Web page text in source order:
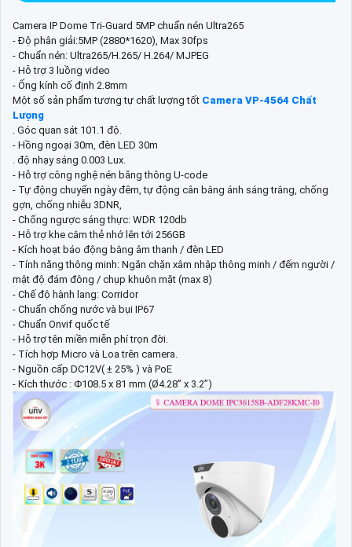
Camera IP Dome Tri-Guard 5MP chuẩn nén Ultra265
- Độ phân giải:5MP (2880*1620), Max 30fps
- Chuẩn nén: Ultra265/H.265/ H.264/ MJPEG
- Hỗ trợ 3 luồng video
- Ống kính cố định 2.8mm
Một số sản phẩm tương tự chất lượng tốt Camera VP-4564 Chất
Lượng
. Góc quan sát 101.1 độ.
- Hồng ngoại 30m, đèn LED 30m
. độ nhạy sáng 0.003 Lux.
- Hỗ trợ công nghệ nén băng thông U-code
- Tự động chuyển ngày đêm, tự động cân bằng ánh sáng trắng, chống
gợn, chống nhiễu 3DNR,
- Chống ngược sáng thực: WDR 120db
- Hỗ trợ khe cắm thẻ nhớ lên tới 256GB
- Kích hoạt báo động bằng âm thanh / đèn LED
- Tính năng thông minh: Ngăn chặn xâm nhập thông minh / đếm người /
mật độ đám đông / chụp khuôn mặt (max 8)
- Chế độ hành lang: Corridor
- Chuẩn chống nước và bụi IP67
- Chuẩn Onvif quốc tế
- Hỗ trợ tên miền miễn phí trọn đời.
- Tích hợp Micro và Loa trên camera.
- Nguồn cấp DC12V( ± 25% ) và PoE
- Kích thước : Φ108.5 x 81 mm (Ø4.28” x 3.2”)